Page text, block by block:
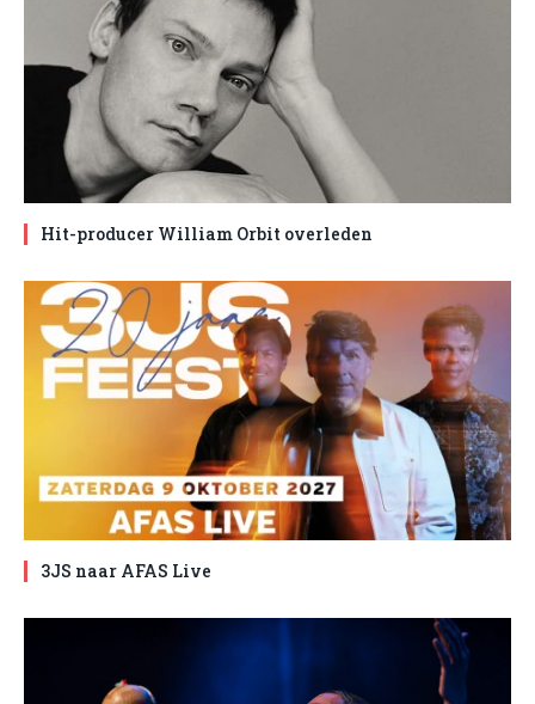
Hit-producer William Orbit overleden
3JS naar AFAS Live